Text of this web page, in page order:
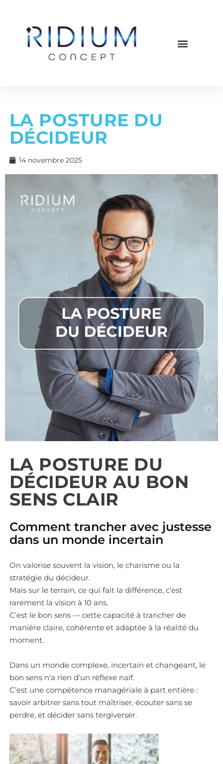
LA POSTURE DU
DÉCIDEUR
14 novembre 2025
LA POSTURE DU
DÉCIDEUR AU BON
SENS CLAIR
Comment trancher avec justesse
dans un monde incertain
On valorise souvent la vision, le charisme ou la
stratégie du décideur.
Mais sur le terrain, ce qui fait la différence, c’est
rarement la vision à 10 ans.
C’est le bon sens — cette capacité à trancher de
manière claire, cohérente et adaptée à la réalité du
moment.
Dans un monde complexe, incertain et changeant, le
bon sens n’a rien d’un réflexe naïf.
C’est une compétence managériale à part entière :
savoir arbitrer sans tout maîtriser, écouter sans se
perdre, et décider sans tergiverser.